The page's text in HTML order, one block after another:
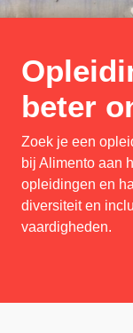
beter
Zoek je een
bij Alimento aan
opleidingen en
diversiteit en
vaardigheden.